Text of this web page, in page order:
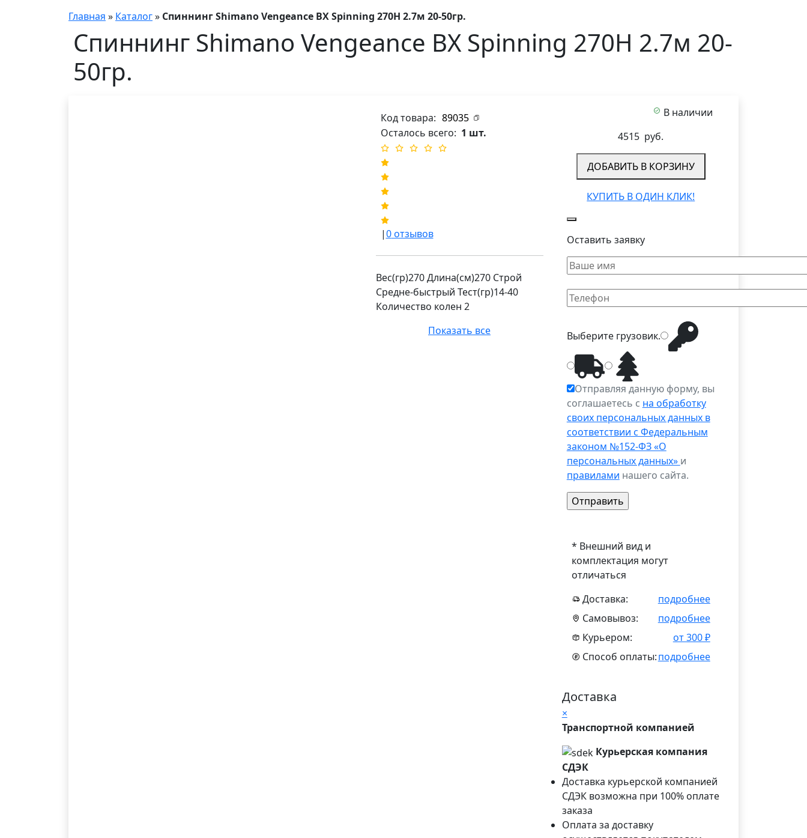
Главная » Каталог» Спиннинг Shimano Vengeance BX Spinning 270H 2.7м 20-50гр.
Спиннинг Shimano Vengeance BX Spinning 270H 2.7м 20-
50гр.
Код товара: 89035
Осталось всего: 1 шт.
|0отзывов
Вес(гр)270 Длина(см)270 Строй
Средне-быстрый Тест(гр)14-40
Количество колен 2
Показать все
В наличии
4515 руб.
ДОБАВИТЬ В КОРЗИНУ
КУПИТЬ В ОДИН КЛИК!
Оставить заявку
Выберитегрузовик.
Отправляя данную форму, вы
соглашаетесь с на обработку
своих персональных данных в
соответствии с Федеральным
законом №152-ФЗ «О
персональных данных» и
правилами нашего сайта.
* Внешний вид и
комплектация могут
отличаться
Доставка:
подробнее
Самовывоз:
подробнее
Курьером:
от 300 ₽
Способ оплаты:подробнее
Доставка
×
Транспортной компанией
Курьерская компания
СДЭК
Доставка курьерской компанией
СДЭК возможна при 100% оплате
заказа
Оплата за доставку